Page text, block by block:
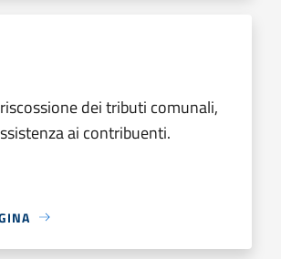
dei tributi comunali,
ai contribuenti.